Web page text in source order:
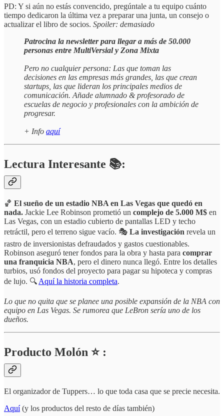
PD: Y si aún no estás convencido, pregúntale a tu equipo cuánto
tiempo dedicaron la última vez a preparar una junta, un consejo o
actualizar el libro de socios. Spoiler: demasiado
Patrocina la newsletter para llegar a más de 50.000
personas entre MultiVersial y Zona Mixta
Pero no cualquier persona: Las que toman las
decisiones en las empresas más grandes, las que crean
startups, las que lideran los principales medios de
comunicación. Añade alumnado & profesorado de
escuelas de negocio y profesionales con la ambición de
progresar.
+ Info aquí
Lectura Interesante 📚:
🏀 El sueño de un estadio NBA en Las Vegas que quedó en
nada. Jackie Lee Robinson prometió un complejo de 5.000 M$ en
Las Vegas, con un estadio cubierto de pantallas LED y techo
retráctil, pero el terreno sigue vacío. 🎭 La investigación revela un
rastro de inversionistas defraudados y gastos cuestionables.
Robinson aseguró tener fondos para la obra y hasta para comprar
una franquicia NBA, pero el dinero nunca llegó. Entre los detalles
turbios, usó fondos del proyecto para pagar su hipoteca y compras
de lujo. 🔍 Aquí la historia completa.
Lo que no quita que se planee una posible expansión de la NBA con
equipo en Las Vegas. Se rumorea que LeBron sería uno de los
dueños.
Producto Molón ⭐ :
El organizador de Tuppers… lo que toda casa que se precie necesita.
Aquí(y los productos del resto de días también)